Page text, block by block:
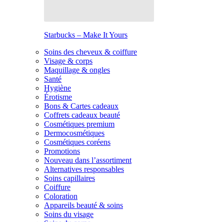
Starbucks – Make It Yours
Soins des cheveux & coiffure
Visage & corps
Maquillage & ongles
Santé
Hygiène
Érotisme
Bons & Cartes cadeaux
Coffrets cadeaux beauté
Cosmétiques premium
Dermocosmétiques
Cosmétiques coréens
Promotions
Nouveau dans l’assortiment
Alternatives responsables
Soins capillaires
Coiffure
Coloration
Appareils beauté & soins
Soins du visage